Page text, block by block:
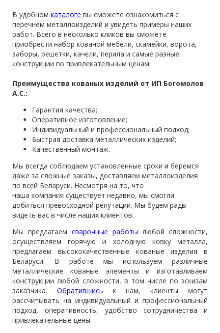
В удобном каталоге вы сможете ознакомиться с
перечнем металлоизделий и увидеть примеры наших
работ. Всего в несколько кликов вы сможете
приобрести набор кованой мебели, скамейки, ворота,
заборы, решетки, качели, перила и самые разные
конструкции по привлекательным ценам.
Преимущества кованых изделий от ИП Богомолов
А.С.:
Гарантия качества;
Оперативное изготовление;
Индивидуальный и профессиональный подход;
Быстрая доставка металлических изделий;
Качественный монтаж.
Мы всегда соблюдаем установленные сроки и беремся
даже за сложные заказы, доставляем металлоизделия
по всей Беларуси. Несмотря на то, что
наша компания существует недавно, мы смогли
добиться превосходной репутации. Мы будем рады
видеть вас в числе наших клиентов.
Мы предлагаем сварочные работы любой сложности,
осуществляем горячую и холодную ковку металла,
предлагаем высококачественные кованые изделия в
Беларуси. В работе мы используем различные
металлические кованые элементы и изготавливаем
конструкции любой сложности, в том числе по эскизам
заказчика. Обратившись к нам, клиенты могут
рассчитывать на индивидуальный и профессиональный
подход, оперативность, удобство сотрудничества и
привлекательные цены.